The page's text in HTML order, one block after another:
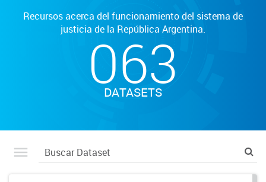
Recursos acerca del funcionamiento del sistema de
justicia de la República Argentina.
063
DATASETS